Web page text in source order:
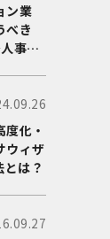
ン業
べき
事DX
化・
ウィザ
は？